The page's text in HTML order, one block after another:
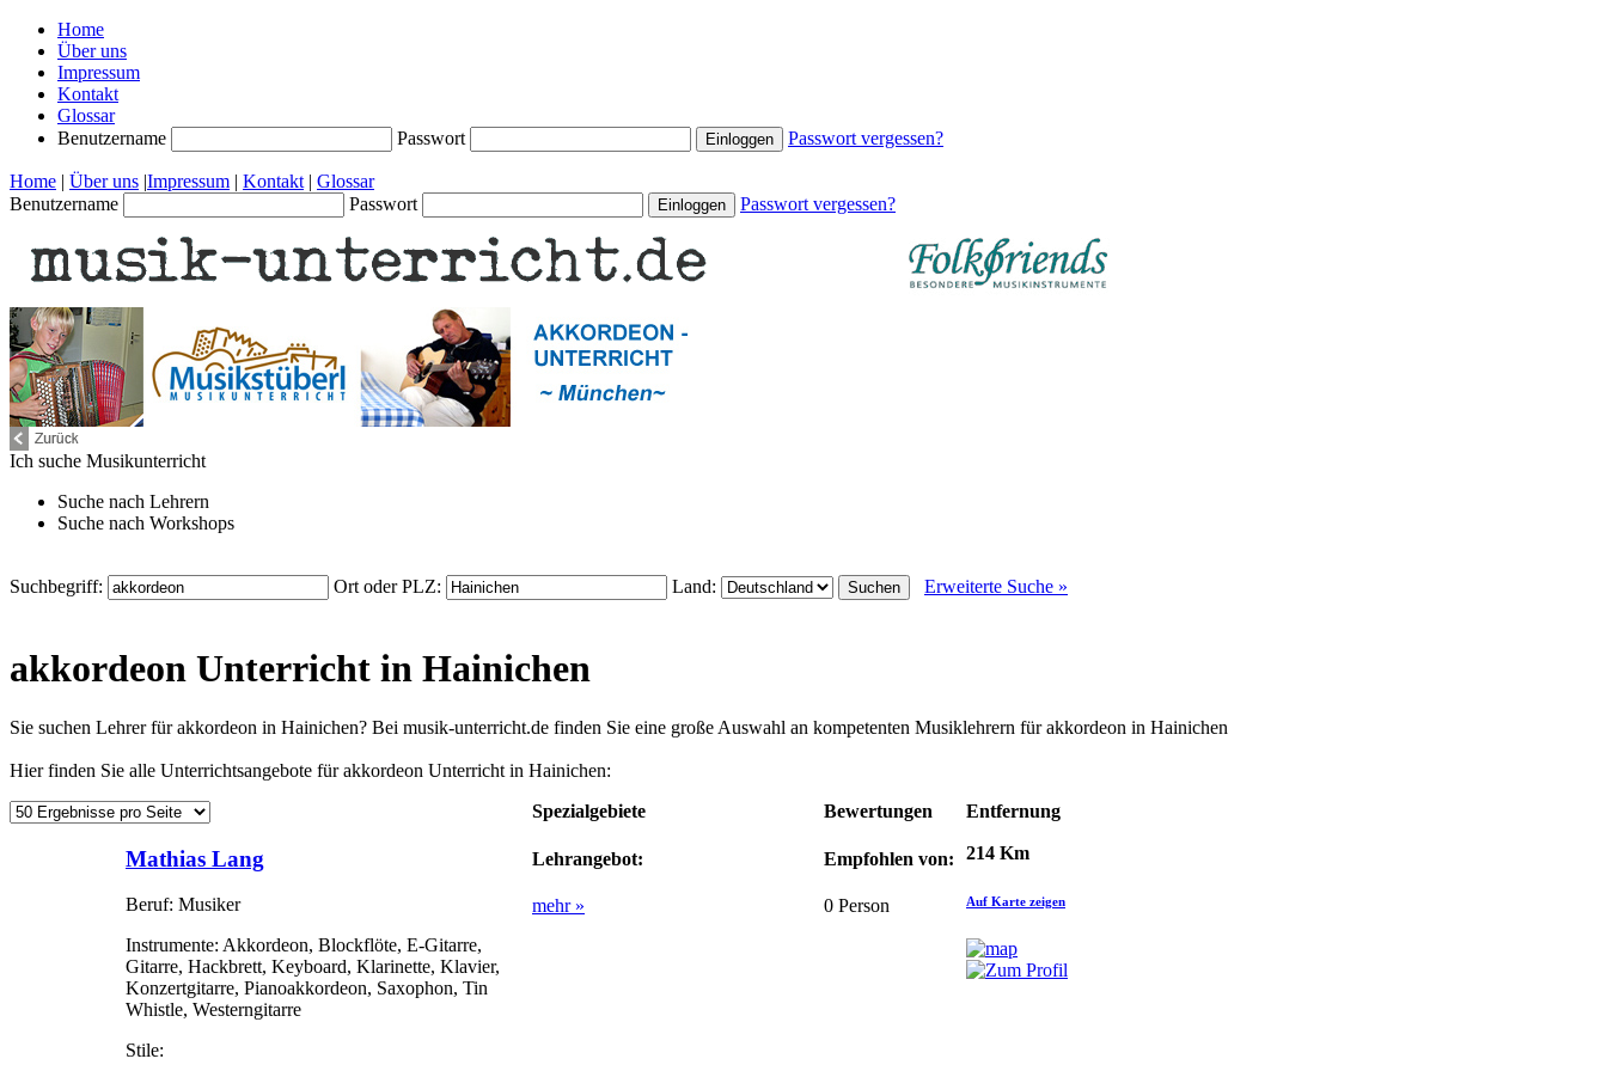
Home
Über uns
Impressum
Kontakt
Glossar
Benutzername
Passwort Passwort vergessen?
Home | Über uns |Impressum | Kontakt | Glossar
Benutzername
Passwort Passwort vergessen?
Ich suche Musikunterricht
Suche nach Lehrern
Suche nach Workshops
Suchbegriff: Ort oder PLZ: Land: Erweiterte Suche »
akkordeon Unterricht in Hainichen
Sie suchen Lehrer für akkordeon in Hainichen? Bei musik-unterricht.de finden Sie eine große Auswahl an kompetenten Musiklehrern für akkordeon in Hainichen
Hier finden Sie alle Unterrichtsangebote für akkordeon Unterricht in Hainichen:
Spezialgebiete
Bewertungen Entfernung
Mathias Lang
Beruf: Musiker
Instrumente: Akkordeon, Blockflöte, E-Gitarre,
Gitarre, Hackbrett, Keyboard, Klarinette, Klavier,
Konzertgitarre, Pianoakkordeon, Saxophon, Tin
Whistle, Westerngitarre
Stile:
Lehrangebot:
mehr »
Empfohlen von:
0 Person
214 Km
Auf Karte zeigen